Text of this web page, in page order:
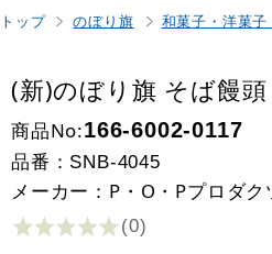
トップ のぼり旗 和菓子・洋菓
(新)のぼり旗 そば饅
商品No:166-6002-0117
品番： SNB-4045
メーカー：P・O・Pプロダク
(0)